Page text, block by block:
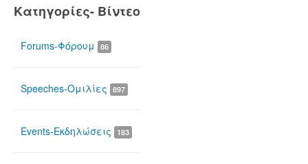
Κατηγορίες- Βίντεο
Forums-Φόρουμ 86
Speeches-Ομιλίες 897
Events-Εκδηλώσεις 183